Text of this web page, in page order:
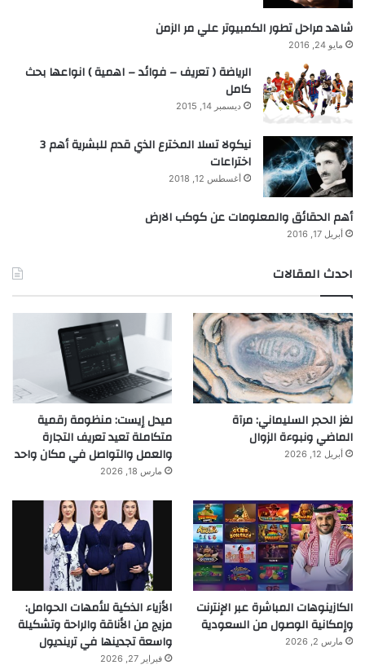
شاهد مراحل تطور الكمبيوتر علي مر الزمن
مايو 24, 2016
الرياضة ( تعريف – فوائد – اهمية ) انواعها بحث
كامل
ديسمبر 14, 2015
نيكولا تسلا المخترع الذي قدم للبشرية أهم 3
اختراعات
أغسطس 12, 2018
أهم الحقائق والمعلومات عن كوكب الارض
أبريل 17, 2016
احدث المقالات
لغز الحجر السليماني: مرآة
الماضي ونبوءة الزوال
أبريل 12, 2026
ميدل إيست: منظومة رقمية
متكاملة تعيد تعريف التجارة
والعمل والتواصل في مكان واحد
مارس 18, 2026
الكازينوهات المباشرة عبر الإنترنت
وإمكانية الوصول من السعودية
مارس 2, 2026
الأزياء الذكية للأمهات الحوامل:
مزيج من الأناقة والراحة وتشكيلة
واسعة تجدينها في ترينديول
فبراير 27, 2026